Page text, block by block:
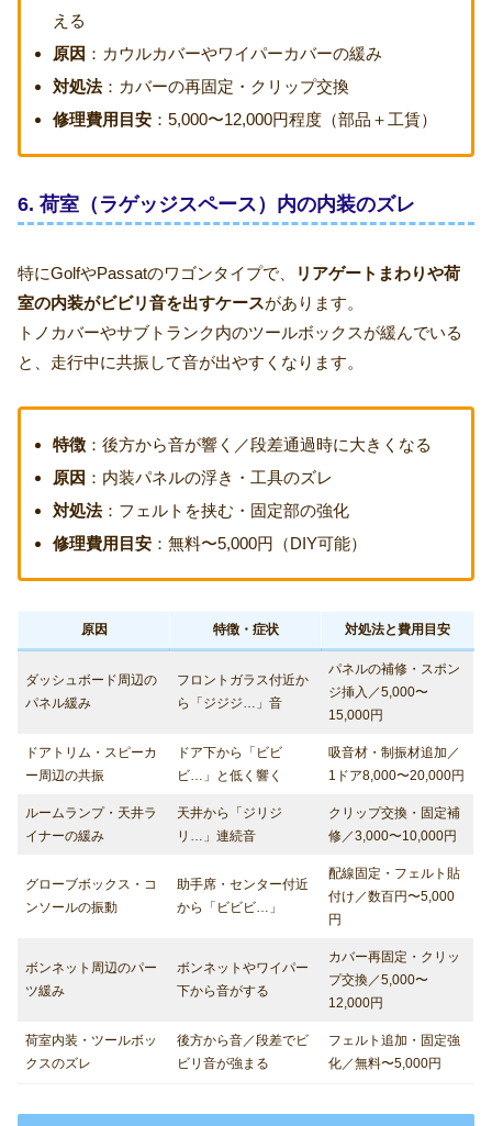
える
原因 ：カウルカバーやワイパーカバーの緩み
対処法：カバーの再固定・クリップ交換
修理費用目安 ：5,000〜12,000円程度（部品＋工賃）
6. 荷室（ラゲッジスペース）内の内装のズレ
特にGolfやPassatのワゴンタイプで、
リアゲートまわりや荷
室の内装がビビリ音を出すケースがあります。
トノカバーやサブトランク内のツールボックスが緩んでいる
と、走行中に共振して音が出やすくなります。
特徴 ：後方から音が響く／段差通過時に大きくなる
原因 ：内装パネルの浮き・工具のズレ
対処法：フェルトを挟む・固定部の強化
修理費用目安 ：無料〜5,000円（DIY可能）
原因 特徴・症状 対処法と費用目安
ダッシュボード周辺の
パネル緩み
フロントガラス付近か
ら「ジジジ…」音
パネルの補修・スポン
ジ挿入／5,000〜
15,000円
ドアトリム・スピーカ
ー周辺の共振
ドア下から「ビビ
ビ…」と低く響く
吸音材・制振材追加／
1ドア8,000〜20,000円
ルームランプ・天井ラ
イナーの緩み
天井から「ジリジ
リ…」連続音
クリップ交換・固定補
修／3,000〜10,000円
グローブボックス・コ
ンソールの振動
助手席・センター付近
から「ビビビ…」
配線固定・フェルト貼
付け／数百円〜5,000
円
ボンネット周辺のパー
ツ緩み
ボンネットやワイパー
下から音がする
カバー再固定・クリッ
プ交換／5,000〜
12,000円
荷室内装・ツールボッ
クスのズレ
後方から音／段差でビ
ビリ音が強まる
フェルト追加・固定強
化／無料〜5,000円